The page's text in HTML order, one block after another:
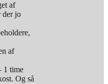
af
der jo
af
1 time
Og så